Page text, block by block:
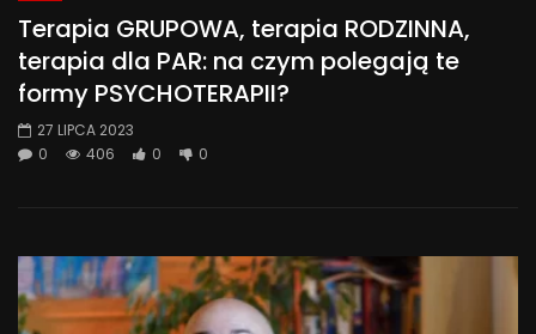
Terapia GRUPOWA, terapia RODZINNA,
terapia dla PAR: na czym polegają te
formy PSYCHOTERAPII?
27 LIPCA 2023
0
406 0 0